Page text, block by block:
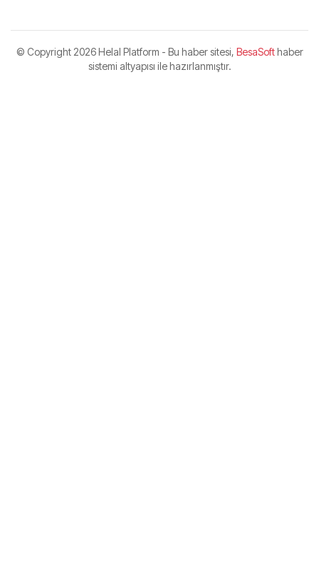
© Copyright2026 Helal Platform - Bu haber sitesi, BesaSofthaber
sistemi altyapısı ile hazırlanmıştır.